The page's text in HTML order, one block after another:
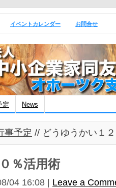
イベントカレンダー お問合せ
定 News
事予定 // どうゆうかい１
％活用術
04 16:08 | Leave a